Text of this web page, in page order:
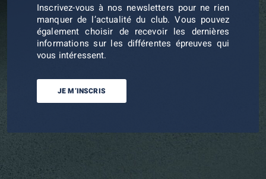
Inscrivez-vous à nos newsletters pour ne rien
manquer de l’actualité du club. Vous pouvez
également choisir de recevoir les dernières
informations sur les différentes épreuves qui
vous intéressent.
JE M’INSCRIS